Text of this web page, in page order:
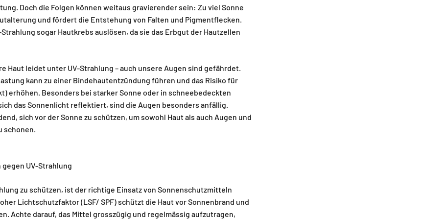
Doch die Folgen können weitaus gravierender sein: Zu viel Sonne
und fördert die Entstehung von Falten und Pigmentflecken.
sogar Hautkrebs auslösen, da sie das Erbgut der Hautzellen
Haut leidet unter UV-Strahlung – auch unsere Augen sind gefährdet.
kann zu einer Bindehautentzündung führen und das Risiko für
erhöhen. Besonders bei starker Sonne oder in schneebedeckten
das Sonnenlicht reflektiert, sind die Augen besonders anfällig.
sich vor der Sonne zu schützen, um sowohl Haut als auch Augen und
schonen.
UV-Strahlung
zu schützen, ist der richtige Einsatz von Sonnenschutzmitteln
Lichtschutzfaktor (LSF/ SPF) schützt die Haut vor Sonnenbrand und
Achte darauf, das Mittel grosszügig und regelmässig aufzutragen,